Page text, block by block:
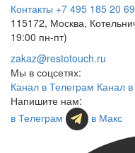
Контакты +7 495 185 20 69
115172, Москва,
19:00 пн-пт)
zakaz@restotouch.ru
Мы в соцсетях:
Канал в Телеграм Канал
Напишите нам:
в Телеграм
в Макс